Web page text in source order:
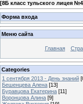
[8Б класс тульского лицея №4
Форма входа
Меню сайта
Главная
Categories
1 сентября 2013 - День знаний
Бешенцева Алена [13]
Буравцова Екатерина [11]
Воронцова Алина [9]